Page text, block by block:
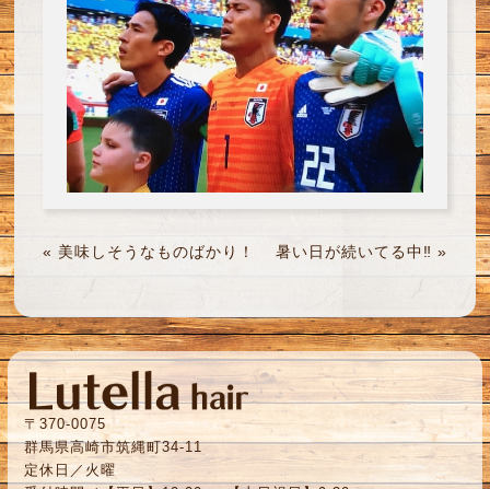
« 美味しそうなものばかり！ 暑い日が続いてる中‼ »
〒370-0075
群馬県高崎市筑縄町34-11
定休日／火曜